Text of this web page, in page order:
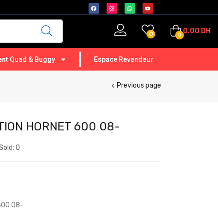
0 0 0.00 DH
Quad & Buggy Espace Revendeur
Previous page
HORNET 600 08-
0
08-